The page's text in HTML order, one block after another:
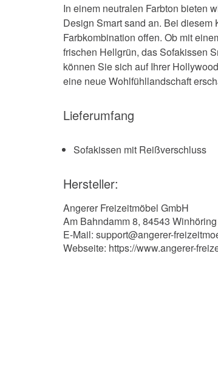
In einem neutralen Farbton bieten
Design Smart sand an. Bei
Farbkombination offen. Ob mit
frischen Hellgrün, das Sofakissen
können Sie sich auf Ihrer
eine neue Wohlfühllandschaft
Lieferumfang
Sofakissen mit Reißverschluss
Hersteller:
Angerer Freizeitmöbel GmbH
Am Bahndamm 8, 84543 Winhöring
E-Mail: support@angerer-
Webseite: https://www.angerer-